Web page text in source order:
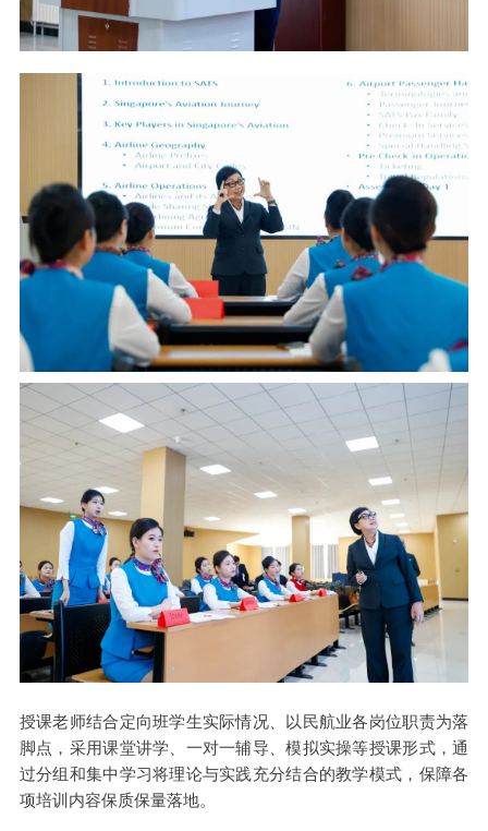
授课老师结合定向班学生实际情况、以民航业各岗位职责为落
脚点，采用课堂讲学、一对一辅导、模拟实操等授课形式，通
过分组和集中学习将理论与实践充分结合的教学模式，保障各
项培训内容保质保量落地。